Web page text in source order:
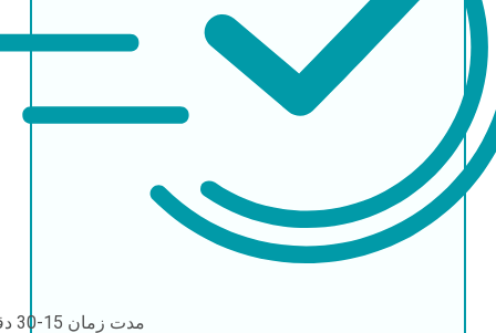
مدت زمان 15-30 دقیقه